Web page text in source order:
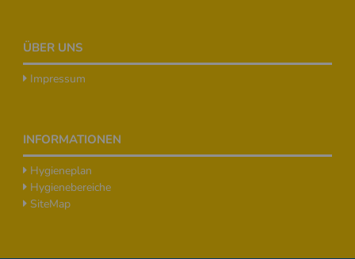
ÜBER UNS
Impressum
INFORMATIONEN
Hygieneplan
Hygienebereiche
SiteMap